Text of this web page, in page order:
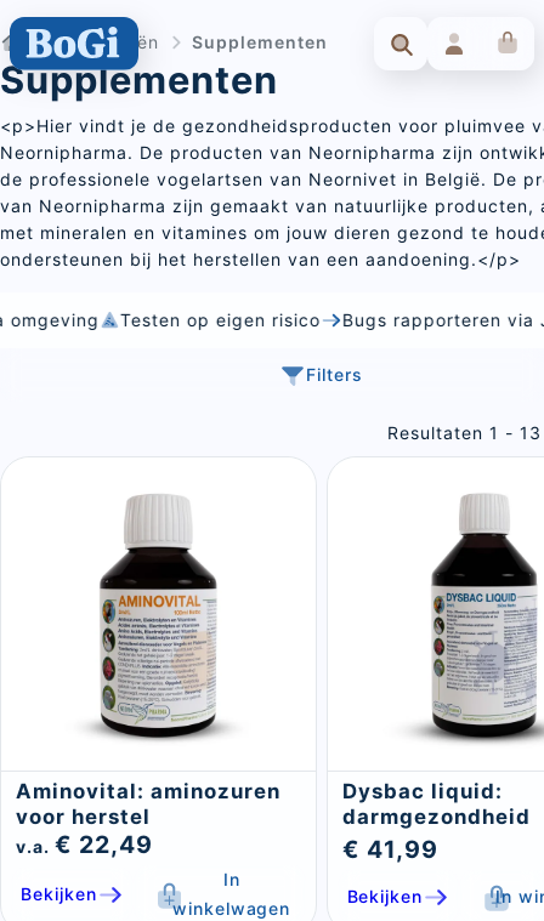
Categorieën Supplementen
Supplementen
<p>Hier vindt je de gezondheidsproducten voor pluimvee
Neornipharma. De producten van Neornipharma zijn
de professionele vogelartsen van Neornivet in België. De
van Neornipharma zijn gemaakt van natuurlijke producten,
met mineralen en vitamines om jouw dieren gezond te
ondersteunen bij het herstellen van een aandoening.</p>
Testen op eigen risico Bugs rapporteren via Jira
Filters
Resultaten 1 -
Aminovital: aminozuren
voor herstel
v.a. € 22,49
Bekijken
In
winkelwagen
Dysbac liquid:
darmgezondheid
€ 41,99
Bekijken In